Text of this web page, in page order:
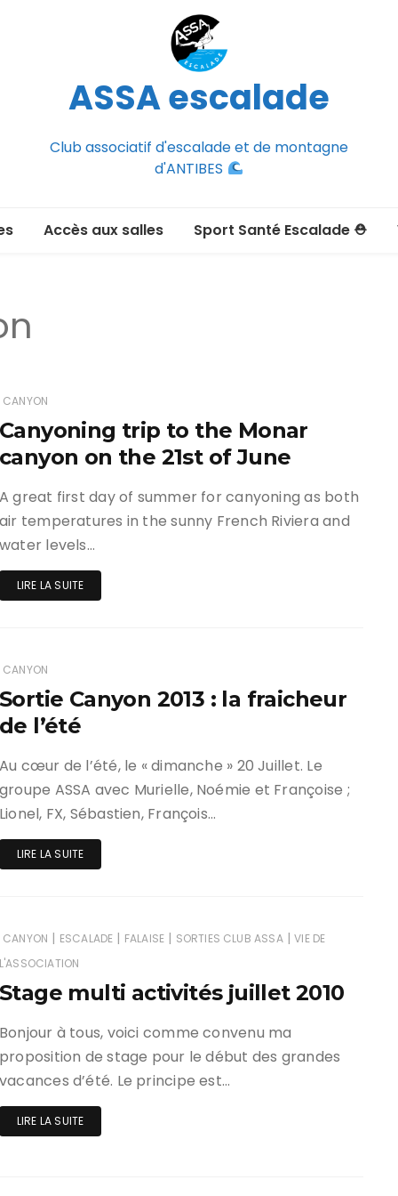
ASSA escalade
Club associatif d'escalade et de montagne
d'ANTIBES
FFCAM)
responsable de
événement non
sur Spond
du grimpeur ASSA
Accès aux salles Sport Santé Escalade ⛑
CANYON
trip to the Monar
on the 21st of June
great first day of summer for canyoning as both
temperatures in the sunny French Riviera and
levels…
LIRE LA SUITE
CANYON
Canyon 2013 : la fraicheur
l’été
cœur de l’été, le « dimanche » 20 Juillet. Le
ASSA avec Murielle, Noémie et Françoise ;
FX, Sébastien, François…
LIRE LA SUITE
CANYON | ESCALADE | FALAISE | SORTIES CLUB ASSA | VIE DE
multi activités juillet 2010
à tous, voici comme convenu ma
de stage pour le début des grandes
d’été. Le principe est…
LIRE LA SUITE